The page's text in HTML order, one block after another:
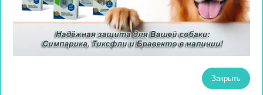
Закрыть